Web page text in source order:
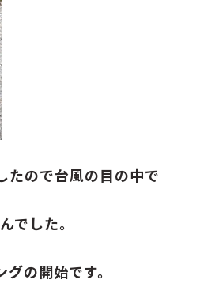
たので台風の目の中で
でした。
の開始です。